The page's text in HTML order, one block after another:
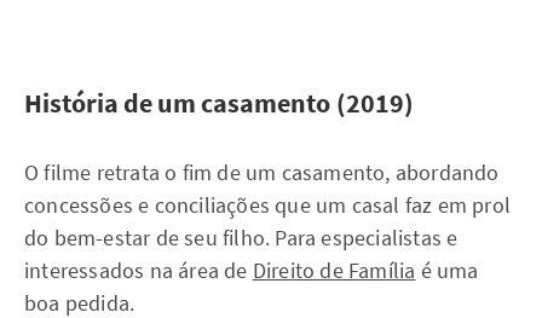
História de um casamento (2019)
O filme retrata o fim de um casamento, abordando
concessões e conciliações que um casal faz em prol
do bem-estar de seu filho. Para especialistas e
interessados na área de Direito de Família é uma
boa pedida.